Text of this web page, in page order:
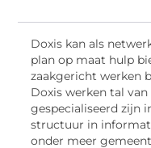
Doxis kan als
plan op maat hulp
zaakgericht werken
Doxis werken tal
gespecialiseerd zijn
structuur in
onder meer